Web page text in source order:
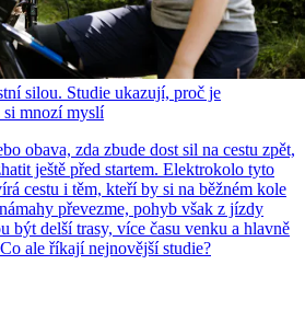
silou. Studie ukazují, proč je
si mnozí myslí
obava, zda zbude dost sil na cestu zpět,
ještě před startem. Elektrokolo tyto
cestu i těm, kteří by si na běžném kole
převezme, pohyb však z jízdy
být delší trasy, více času venku a hlavně
ale říkají nejnovější studie?